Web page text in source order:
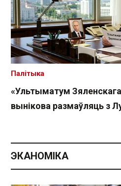
«Ультыматум
вынікова размаўляць з
Палітыка
ЭКАНОМІКА